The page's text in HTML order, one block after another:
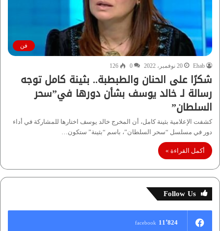
فن
Ehab 20 نوفمبر، 2022 0
126
شكرًا على الحنان والطبطبة.. بثينة كامل توجه
رسالة لـ خالد يوسف بشأن دورها في”سحر
السلطان”
كشفت الإعلامية بثينة كامل، أن المخرج خالد يوسف اختارها للمشاركة في أداء
دور في مسلسل “سحر السلطان”، باسم “بثينة” ستكون…
أكمل القراءة »
Follow Us
11٬824 facebook